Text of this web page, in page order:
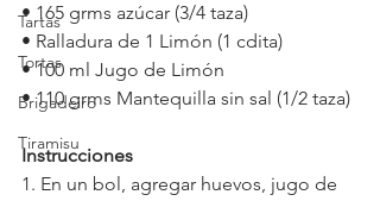
Tartas
Tortas
Brigadeiro
Tiramisu
• 165 grms azúcar (3/4 taza)
• Ralladura de 1 Limón (1 cdita)
• 100 ml Jugo de Limón
• 110 grms Mantequilla sin sal (1/2 taza)
Instrucciones
1. En un bol, agregar huevos, jugo de